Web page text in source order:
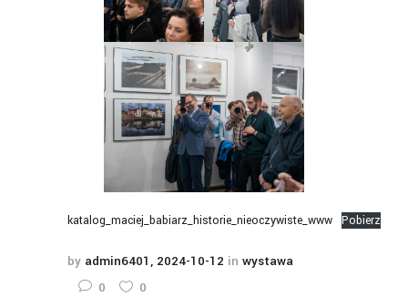
katalog_maciej_babiarz_historie_nieoczywiste_www Pobierz
by admin6401 2024-10-12 in wystawa
0
0